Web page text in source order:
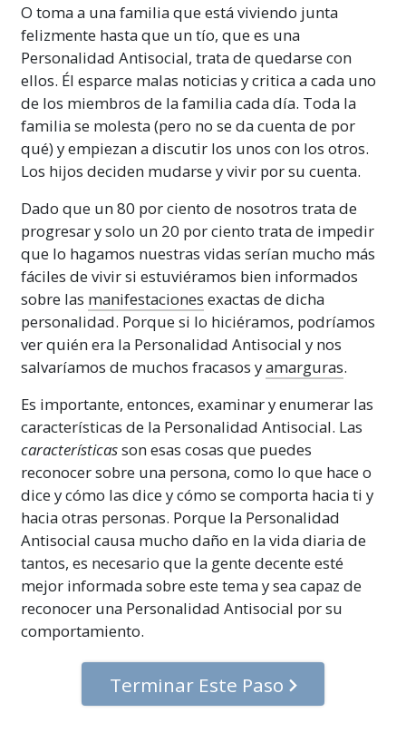
O toma a una familia que está viviendo junta
felizmente hasta que un tío, que es una
Personalidad Antisocial, trata de quedarse con
ellos. Él esparce malas noticias y critica a cada uno
de los miembros de la familia cada día. Toda la
familia se molesta (pero no se da cuenta de por
qué) y empiezan a discutir los unos con los otros.
Los hijos deciden mudarse y vivir por su cuenta.
Dado que un 80 por ciento de nosotros trata de
progresar y solo un 20 por ciento trata de impedir
que lo hagamos nuestras vidas serían mucho más
fáciles de vivir si estuviéramos bien informados
sobre las manifestaciones exactas de dicha
personalidad. Porque si lo hiciéramos, podríamos
ver quién era la Personalidad Antisocial y nos
salvaríamos de muchos fracasos yamarguras.
Es importante, entonces, examinar y enumerar las
características de la Personalidad Antisocial. Las
característicasson esas cosas que puedes
reconocer sobre una persona, como lo que hace o
dice y cómo las dice y cómo se comporta hacia ti y
hacia otras personas. Porque la Personalidad
Antisocial causa mucho daño en la vida diaria de
tantos, es necesario que la gente decente esté
mejor informada sobre este tema y sea capaz de
reconocer una Personalidad Antisocial por su
comportamiento.
Terminar Este Paso